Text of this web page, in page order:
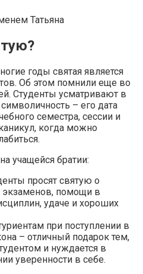
Татьяна
годы святая является
Об этом помнили еще во
Студенты усматривают в
– его дата
семестра, сессии и
когда можно
учащейся братии:
просят святую о
экзаменов, помощи в
удаче и хороших
при поступлении в
– отличный подарок тем,
и нуждается в
уверенности в себе.